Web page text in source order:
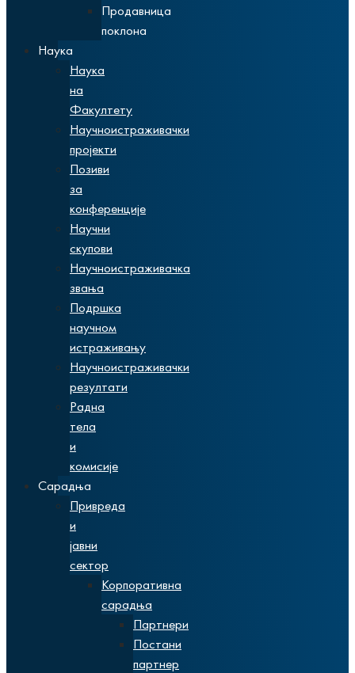
Продавница
поклона
Наука
Наука
на
Факултету
Научноистраживачки
пројекти
Позиви
за
конференције
Научни
скупови
Научноистраживачка
звања
Подршка
научном
истраживању
Научноистраживачки
резултати
Радна
тела
и
комисије
Сарадња
Привреда
и
јавни
сектор
Корпоративна
сарадња
Партнери
Постани
партнер